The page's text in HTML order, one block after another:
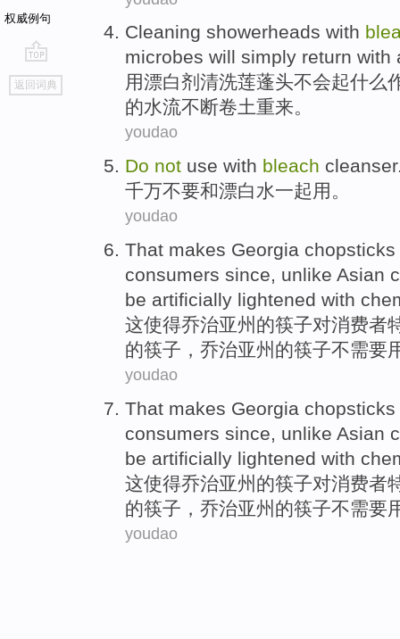
权威例句
go
top
返回词典
Cleaning showerheads with
microbes will simply return with
用漂白剂 清洗莲蓬头不会起什么
的水流不断卷土重来。
youdao
Do not use with bleach
千万不要和漂白水一起用 。
youdao
That makes Georgia chopsticks
consumers since, unlike Asian
be artificially lightened with
这使得乔治亚州的筷子对消费者
的筷子，乔治亚州的筷子不需要
youdao
That makes Georgia chopsticks
consumers since, unlike Asian
be artificially lightened with
这使得乔治亚州的筷子对消费者
的筷子，乔治亚州的筷子不需要
youdao